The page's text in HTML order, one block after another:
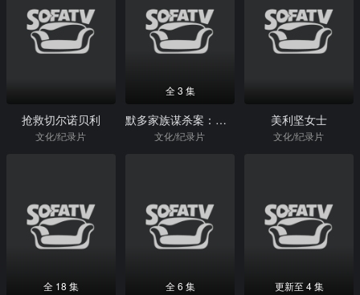
抢救切尔诺贝利
文化/纪录片
全 3 集
默多家族谋杀案：美国司法世家丑闻第二季
文化/纪录片
美利坚女士
文化/纪录片
全 18 集 全 6 集 更新至 4 集